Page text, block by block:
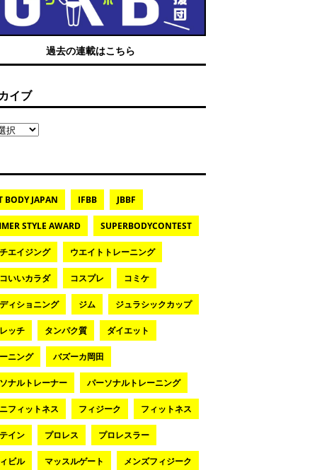
過去の連載はこちら
イブ
BODY JAPAN IFBB JBBF
STYLE AWARD SUPERBODYCONTEST
エイジング ウエイトトレーニング
いいカラダ コスプレ コミケ
ィショニング ジム ジュラシックカップ
ッチ タンパク質 ダイエット
ニング バズーカ岡田
ナルトレーナー パーソナルトレーニング
フィットネス フィジーク フィットネス
イン プロレス プロレスラー
ビル マッスルゲート メンズフィジーク